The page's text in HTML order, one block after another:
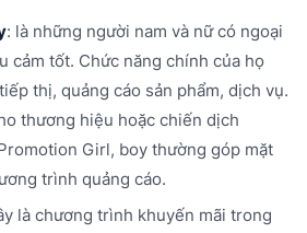
: là những người nam và nữ có ngoại
cảm tốt. Chức năng chính của họ
thị, quảng cáo sản phẩm, dịch vụ.
thương hiệu hoặc chiến dịch
Girl, boy thường góp mặt
trình quảng cáo.
là chương trình khuyến mãi trong